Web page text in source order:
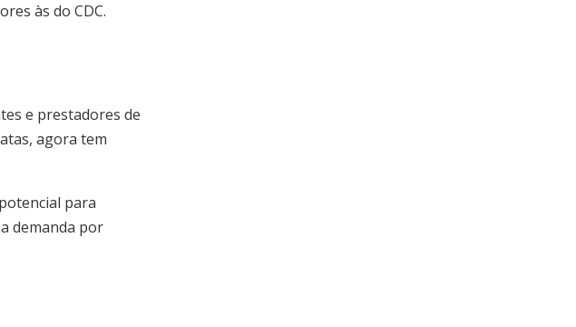
às do CDC.
e prestadores de
agora tem
para
demanda por